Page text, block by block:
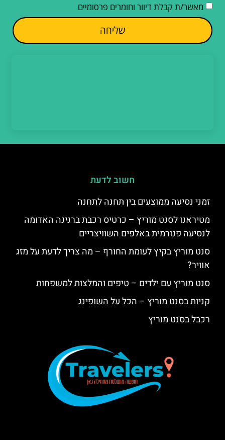
מאשר/ת קבלת דיוור וחומרים פרסומיים
שליחה
חשוב לדעת
זמני נסיעה ממוצעים בין תחנה לתחנה
מטיראנו לסנט מוריץ – כרטיס רכבת ברנינה האדומה
לנסיעה פנורמית באלפים השוויצריים
סנט מוריץ בקיץ לעומת החורף – מה צריך לדעת על מזג
אוויר?
סנט מוריץ עם ילדים – טיפים והמלצות למשפחות
קניות בסנט מוריץ – הכל על השופינג
רכבל בסנט מוריץ